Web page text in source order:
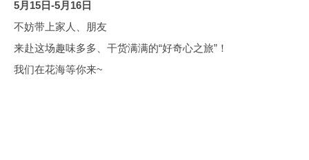
5月15日-5月16日
不妨带上家人、朋友
来赴这场趣味多多、干货满满的“好奇心之旅”！
我们在花海等你来~